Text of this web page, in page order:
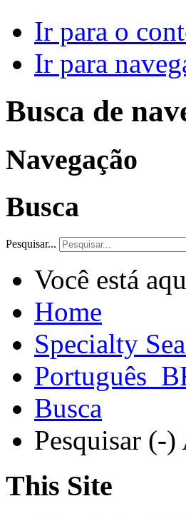
Ir para o
Ir para
Busca de
Navegação
Busca
Pesquisar...
Você está
Home
Specialty
Busca
Pesquisar (-)
This Site